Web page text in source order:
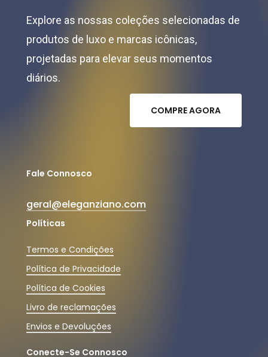
Explore as nossas coleções selecionadas de
produtos de luxo e marcas icônicas,
projetadas para elevar seus momentos
diários.
COMPREAGORA
Fale Connosco
geral@eleganziano.com
Políticas
Termos e Condições
Política de Privacidade
Política de Cookies
Livro de reclamações
Envios e Devoluções
Conecte-Se Connosco